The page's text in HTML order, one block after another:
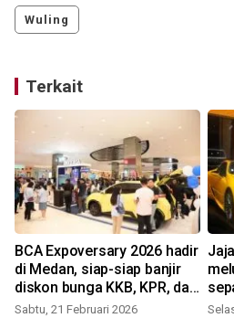
Wuling
Terkait
BCA Expoversary 2026 hadir
di Medan, siap-siap banjir
diskon bunga KKB, KPR, dan
KSM
Sabtu, 21 Februari 2026